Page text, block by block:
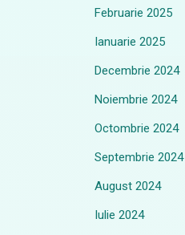
Februarie 2025
Ianuarie 2025
Decembrie 2024
Noiembrie 2024
Octombrie 2024
Septembrie 2024
August 2024
Iulie 2024